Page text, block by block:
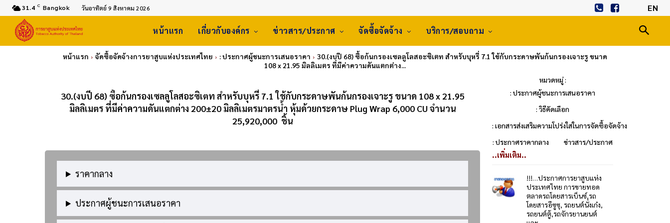
31.4 C Bangkok วันอาทิตย์ 9 สิงหาคม 2026 EN
หน้าแรก เกี่ยวกับองค์กร ข่าวสาร/ประกาศ จัดซื้อจัดจ้าง บริการ/สอบถาม
หน้าแรก จัดซื้อจัดจ้างการยาสูบแห่งประเทศไทย : ประกาศผู้ชนะการเสนอราคา
30.(งบปี 68) ซื้อก้นกรองเซลลูโลสอะซิเตท สำหรับบุหรี่ 7.1 ใช้กับกระดาษพันก้นกรองเจาะรู ขนาด
108 x 21.95 มิลลิเมตร ที่มีค่าความดันแตกต่าง...
30.(งบปี 68) ซื้อก้นกรองเซลลูโลสอะซิเตท สำหรับบุหรี่ 7.1 ใช้กับกระดาษพันก้นกรองเจาะรู ขนาด 108 x 21.95
มิลลิเมตร ที่มีค่าความดันแตกต่าง 200±20 มิลลิเมตรมาตรน้ำ หุ้มด้วยกระดาษ Plug Wrap 6,000 CU จำนวน
25,920,000 ชิ้น
หมวดหมู่ :
: ประกาศผู้ชนะการเสนอราคา
: วิธีคัดเลือก
: เอกสารส่งเสริมความโปร่งใสในการจัดซื้อจัดจ้าง
: ประกาศราคากลาง
ข่าวสาร/ประกาศ
ราคากลาง
ประกาศผู้ชนะการเสนอราคา
..เพิ่มเติม..
!!!…ประกาศการยาสูบแห่ง
ประเทศไทย การขายทอด
ตลาดรถโดยสารเบ็นซ์,รถ
โดยสารอีซูซุ, รถยนต์นั่งเก๋ง,
รถยนต์ตู้,รถจักรยานยนต์